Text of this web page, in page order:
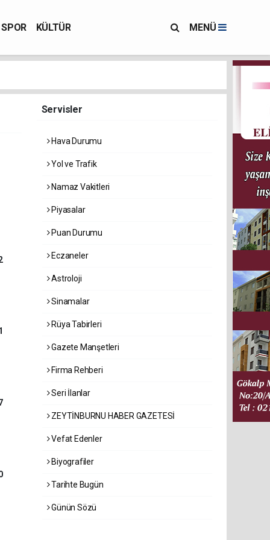
SPOR KÜLTÜR MENÜ
Servisler
Hava Durumu
Yol ve Trafik
Namaz Vakitleri
Piyasalar
Puan Durumu
Eczaneler
Astroloji
Sinamalar
Rüya Tabirleri
Gazete Manşetleri
Firma Rehberi
Seri İlanlar
ZEYTİNBURNU HABER GAZETESİ
Vefat Edenler
Biyografiler
Tarihte Bugün
Günün Sözü